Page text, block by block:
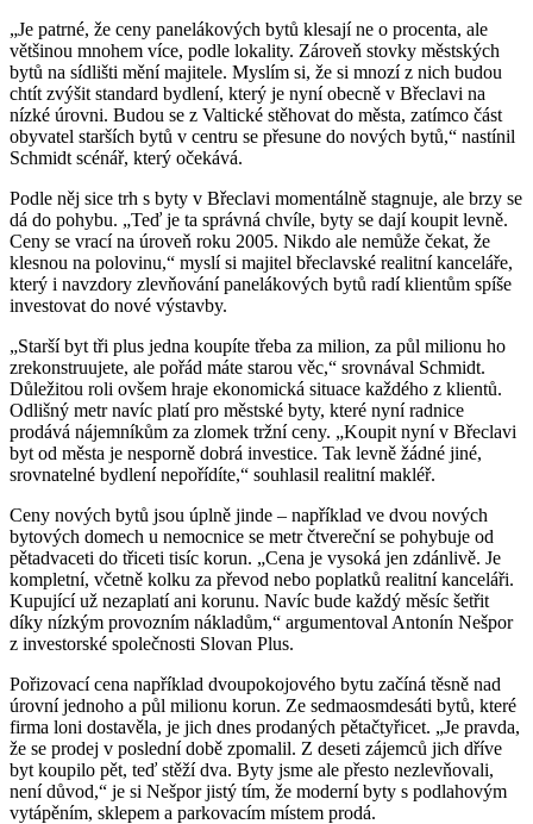
„Je patrné, že ceny panelákových bytů klesají ne o procenta, ale
většinou mnohem více, podle lokality. Zároveň stovky městských
bytů na sídlišti mění majitele. Myslím si, že si mnozí z nich budou
chtít zvýšit standard bydlení, který je nyní obecně v Břeclavi na
nízké úrovni. Budou se z Valtické stěhovat do města, zatímco část
obyvatel starších bytů v centru se přesune do nových bytů,“ nastínil
Schmidt scénář, který očekává.
Podle něj sice trh s byty v Břeclavi momentálně stagnuje, ale brzy se
dá do pohybu. „Teď je ta správná chvíle, byty se dají koupit levně.
Ceny se vrací na úroveň roku 2005. Nikdo ale nemůže čekat, že
klesnou na polovinu,“ myslí si majitel břeclavské realitní kanceláře,
který i navzdory zlevňování panelákových bytů radí klientům spíše
investovat do nové výstavby.
„Starší byt tři plus jedna koupíte třeba za milion, za půl milionu ho
zrekonstruujete, ale pořád máte starou věc,“ srovnával Schmidt.
Důležitou roli ovšem hraje ekonomická situace každého z klientů.
Odlišný metr navíc platí pro městské byty, které nyní radnice
prodává nájemníkům za zlomek tržní ceny. „Koupit nyní v Břeclavi
byt od města je nesporně dobrá investice. Tak levně žádné jiné,
srovnatelné bydlení nepořídíte,“ souhlasil realitní makléř.
Ceny nových bytů jsou úplně jinde – například ve dvou nových
bytových domech u nemocnice se metr čtvereční se pohybuje od
pětadvaceti do třiceti tisíc korun. „Cena je vysoká jen zdánlivě. Je
kompletní, včetně kolku za převod nebo poplatků realitní kanceláři.
Kupující už nezaplatí ani korunu. Navíc bude každý měsíc šetřit
díky nízkým provozním nákladům,“ argumentoval Antonín Nešpor
z investorské společnosti Slovan Plus.
Pořizovací cena například dvoupokojového bytu začíná těsně nad
úrovní jednoho a půl milionu korun. Ze sedmaosmdesáti bytů, které
firma loni dostavěla, je jich dnes prodaných pětačtyřicet. „Je pravda,
že se prodej v poslední době zpomalil. Z deseti zájemců jich dříve
byt koupilo pět, teď stěží dva. Byty jsme ale přesto nezlevňovali,
není důvod,“ je si Nešpor jistý tím, že moderní byty s podlahovým
vytápěním, sklepem a parkovacím místem prodá.